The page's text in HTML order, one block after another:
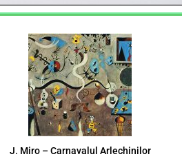
J. Miro – Carnavalul Arlechinilor